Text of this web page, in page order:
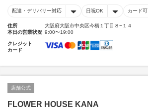
配達・デリバリー対応 日祝OK カード可
住所
大阪府大阪市中央区今橋１丁目８−１４
本日の営業状況 9:00〜19:00
クレジット
カード
店舗公式
FLOWER HOUSE KANA